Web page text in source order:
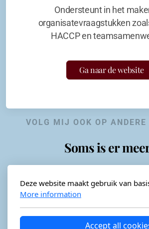
Ondersteunt in het
organisatevraagstukken
HACCP en
Ga naar de website
VOLG MIJ OOK OP ANDERE
Soms is er
Horeca-advies
Deze website maakt gebruik van
More information
Accept all